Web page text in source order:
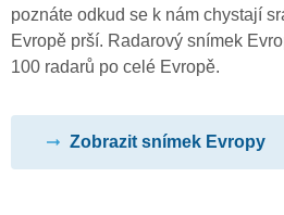
poznáte odkud se k nám chystají
Evropě prší. Radarový snímek
100 radarů po celé Evropě.
Zobrazit snímek Evropy